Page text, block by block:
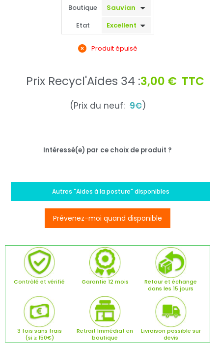
Boutique
Etat
Produit épuisé
Prix Recycl'Aides 34 :3,00 € TTC
(Prix du neuf:9€)
Intéressé(e) par ce choix de produit ?
Autres "Aides à la posture" disponibles
Prévenez-moi quand disponible
Contrôlé et vérifié Garantie 12 mois
Retour et échange
dans les 15 jours
3 fois sans frais
(si ≥ 150€)
Retrait Immédiat en
boutique
Livraison possible sur
devis